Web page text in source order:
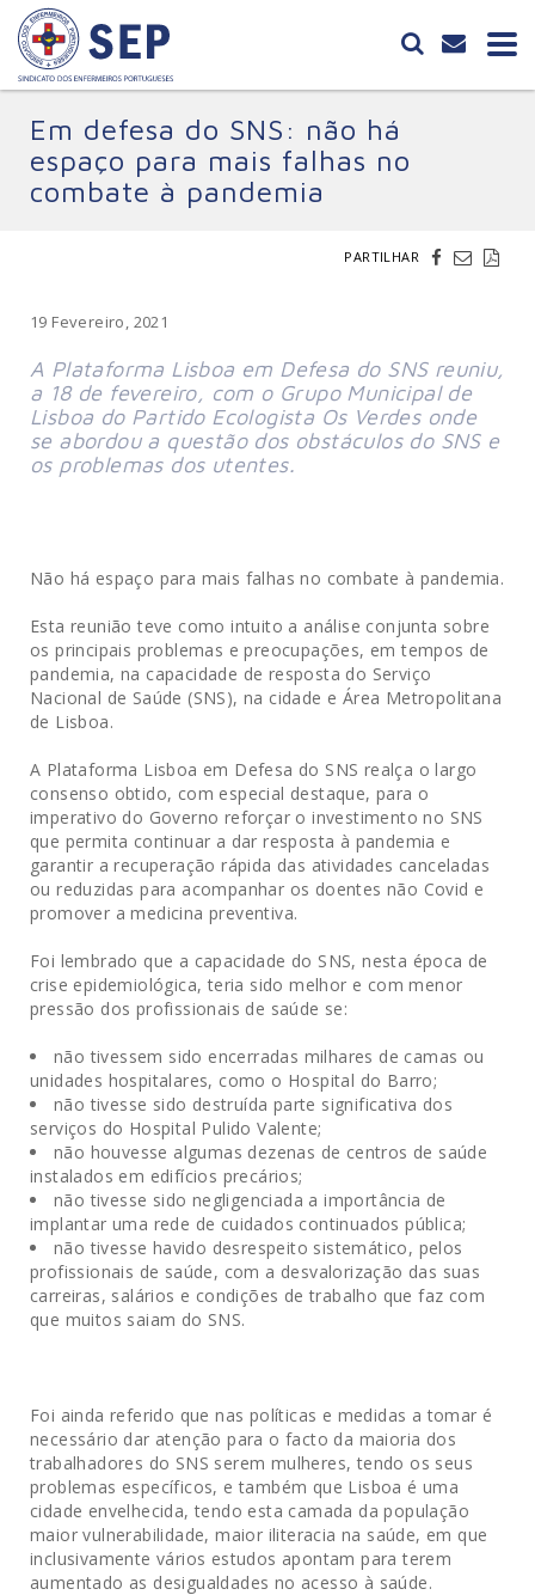
Em defesa do SNS: não há
espaço para mais falhas no
combate à pandemia
PARTILHAR
19 Fevereiro, 2021
A Plataforma Lisboa em Defesa do SNS reuniu,
a 18 de fevereiro, com o Grupo Municipal de
Lisboa do Partido Ecologista Os Verdes onde
se abordou a questão dos obstáculos do SNS e
os problemas dos utentes.
Não há espaço para mais falhas no combate à pandemia.
Esta reunião teve como intuito a análise conjunta sobre
os principais problemas e preocupações, em tempos de
pandemia, na capacidade de resposta do Serviço
Nacional de Saúde (SNS), na cidade e Área Metropolitana
de Lisboa.
A Plataforma Lisboa em Defesa do SNS realça o largo
consenso obtido, com especial destaque, para o
imperativo do Governo reforçar o investimento no SNS
que permita continuar a dar resposta à pandemia e
garantir a recuperação rápida das atividades canceladas
ou reduzidas para acompanhar os doentes não Covid e
promover a medicina preventiva.
Foi lembrado que a capacidade do SNS, nesta época de
crise epidemiológica, teria sido melhor e com menor
pressão dos profissionais de saúde se:
não tivessem sido encerradas milhares de camas ou
unidades hospitalares, como o Hospital do Barro;
não tivesse sido destruída parte significativa dos
serviços do Hospital Pulido Valente;
não houvesse algumas dezenas de centros de saúde
instalados em edifícios precários;
não tivesse sido negligenciada a importância de
implantar uma rede de cuidados continuados pública;
não tivesse havido desrespeito sistemático, pelos
profissionais de saúde, com a desvalorização das suas
carreiras, salários e condições de trabalho que faz com
que muitos saiam do SNS.
Foi ainda referido que nas políticas e medidas a tomar é
necessário dar atenção para o facto da maioria dos
trabalhadores do SNS serem mulheres, tendo os seus
problemas específicos, e também que Lisboa é uma
cidade envelhecida, tendo esta camada da população
maior vulnerabilidade, maior iliteracia na saúde, em que
inclusivamente vários estudos apontam para terem
aumentado as desigualdades no acesso à saúde.